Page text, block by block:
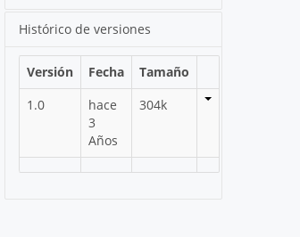
Histórico de versiones
Versión Fecha
Tamaño
1.0
hace
3
Años
304k